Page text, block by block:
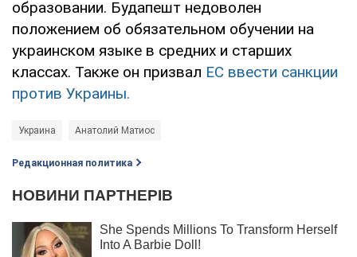
образовании. Будапешт недоволен
положением об обязательном обучении на
украинском языке в средних и старших
классах. Также он призвал ЕС ввести санкции
против Украины.
Украина Анатолий Матиос
Редакционная политика